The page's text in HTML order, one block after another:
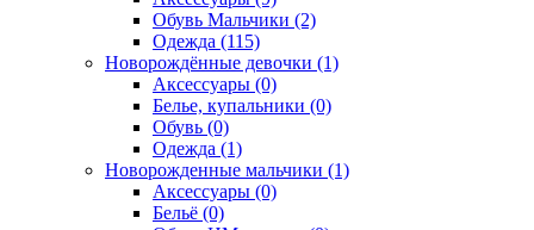
Обувь Мальчики (2)
Одежда (115)
Новорождённые девочки (1)
Аксессуары (0)
Белье, купальники (0)
Обувь (0)
Одежда (1)
Новорожденные мальчики (1)
Аксессуары (0)
Бельё (0)